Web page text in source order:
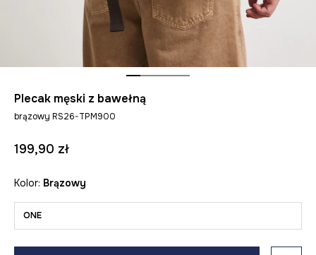
Plecak męski z bawełną
brązowy RS26-TPM900
199,90 zł
Kolor: brązowy
ONE